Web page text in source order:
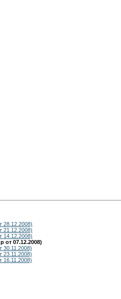
28.12.2008)
21.12.2008)
14.12.2008)
от 07.12.2008)
30.11.2008)
23.11.2008)
16.11.2008)